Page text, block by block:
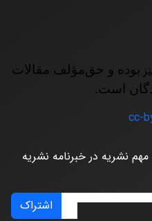
بوده و حق‌مؤلف مقالات
است.
نشریه در خبرنامه نشریه
اشتراک